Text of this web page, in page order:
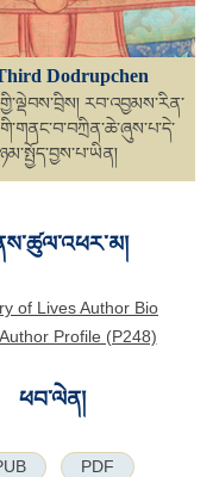
Dodrupchen
རབ་འབྱམས་རིན་
of Lives Author Bio
Profile (P248)
ཕབ་ལེན།
PDF